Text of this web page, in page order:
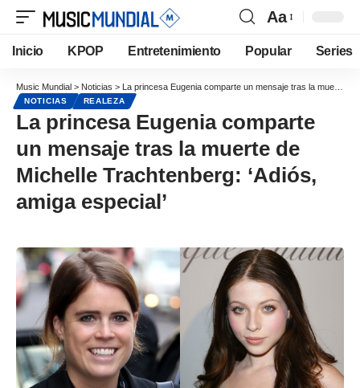
Aa
Inicio KPOP Entretenimiento Popular Series
Music Mundial > Noticias > La princesa Eugenia comparte un mensaje tras la muerte de Michelle Trachtenberg: ‘Adiós, amiga especial’
NOTICIAS REALEZA
La princesa Eugenia comparte
un mensaje tras la muerte de
Michelle Trachtenberg: ‘Adiós,
amiga especial’